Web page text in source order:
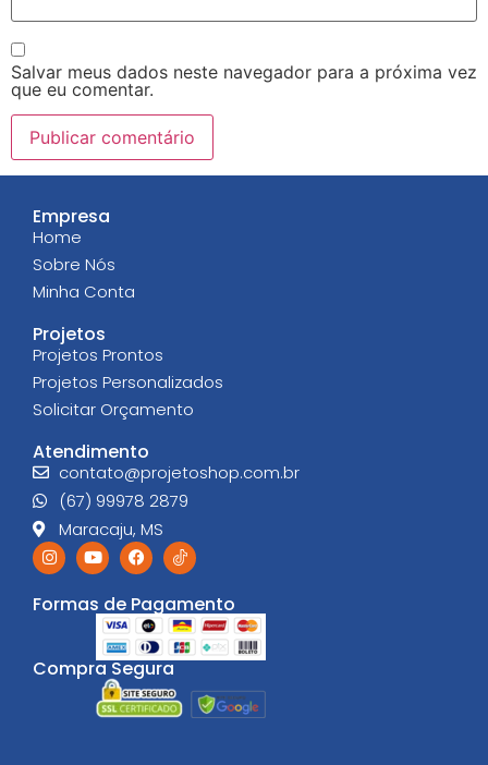
Salvar meus dados neste navegador para a próxima vez
que eu comentar.
Projetos
Projetos Prontos
Projetos Personalizados
Solicitar Orçamento
Atendimento
contato@projetoshop.com.br
(67) 99978 2879
Maracaju, MS
Compra Segura
Formas de Pagamento
Empresa
Home
Sobre Nós
Minha Conta